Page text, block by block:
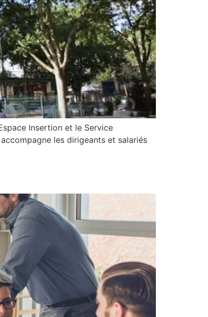
Insertion et le Service
les dirigeants et salariés